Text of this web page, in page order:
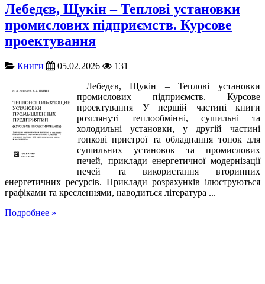
Лебедєв, Щукін – Теплові установки
промислових підприємств. Курсове
проектування
Книги 05.02.2026
131
Лебедєв, Щукін – Теплові установки
промислових підприємств. Курсове
проектування У першій частині книги
розглянуті теплообмінні, сушильні та
холодильні установки, у другій частині
топкові пристрої та обладнання топок для
сушильних установок та промислових
печей, приклади енергетичної модернізації
печей та використання вторинних
енергетичних ресурсів. Приклади розрахунків ілюструються
графіками та кресленнями, наводиться література ...
Подробнее »